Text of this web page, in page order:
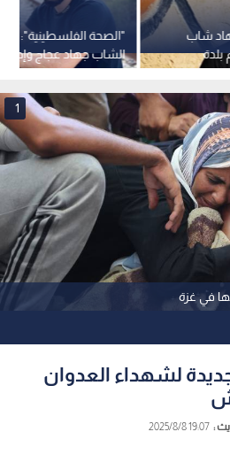
"الصحة الفلسطينية":
برصاص مستوطنين شرق
شاب
بلدة
في غزة
1
لشهداء العدوان
:
19:07 2025/8/8